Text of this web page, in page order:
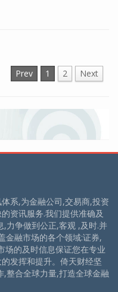
Prev 1 2 Next
系,为金融公司,交易商,投资
资讯服务.我们提供准确及
力争做到公正,客观 ,及时.并
金融市场的各个领域:证券,
场的及时信息保证您在专业
发挥和提升。倚天财经坚
整合全球力量,打造全球金融